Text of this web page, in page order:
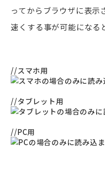
ってからブラウザに表示
速くする事が可能になる